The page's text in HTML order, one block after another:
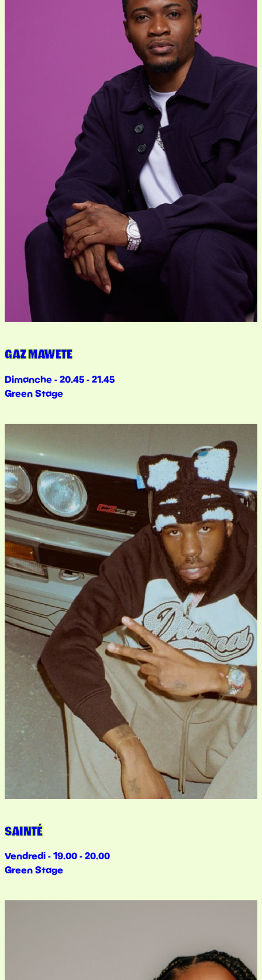
GAZ MAWETE
Dimanche - 20.45 - 21.45
Green Stage
SAINTÉ
Vendredi - 19.00 - 20.00
Green Stage